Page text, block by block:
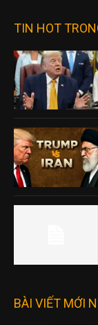
TIN HOT
BÀI VIẾT MỚI